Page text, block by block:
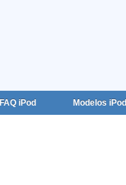
FAQ iPod Modelos iPod